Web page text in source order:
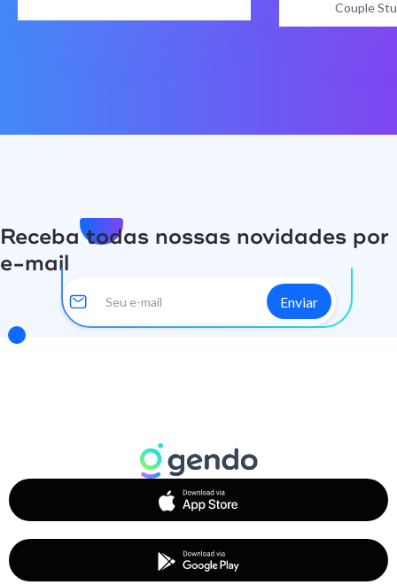
Couple
Receba todas nossas novidades por
e-mail